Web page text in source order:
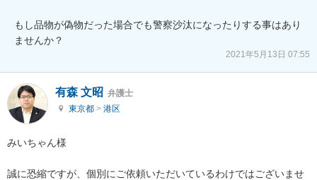
もし品物が偽物だった場合でも警察沙汰になったりする事はあり
ませんか？
2021年5月13日 07:55
有森 文昭 弁護士
東京都 > 港区
みいちゃん様
誠に恐縮ですが、個別にご依頼いただいているわけではございませ